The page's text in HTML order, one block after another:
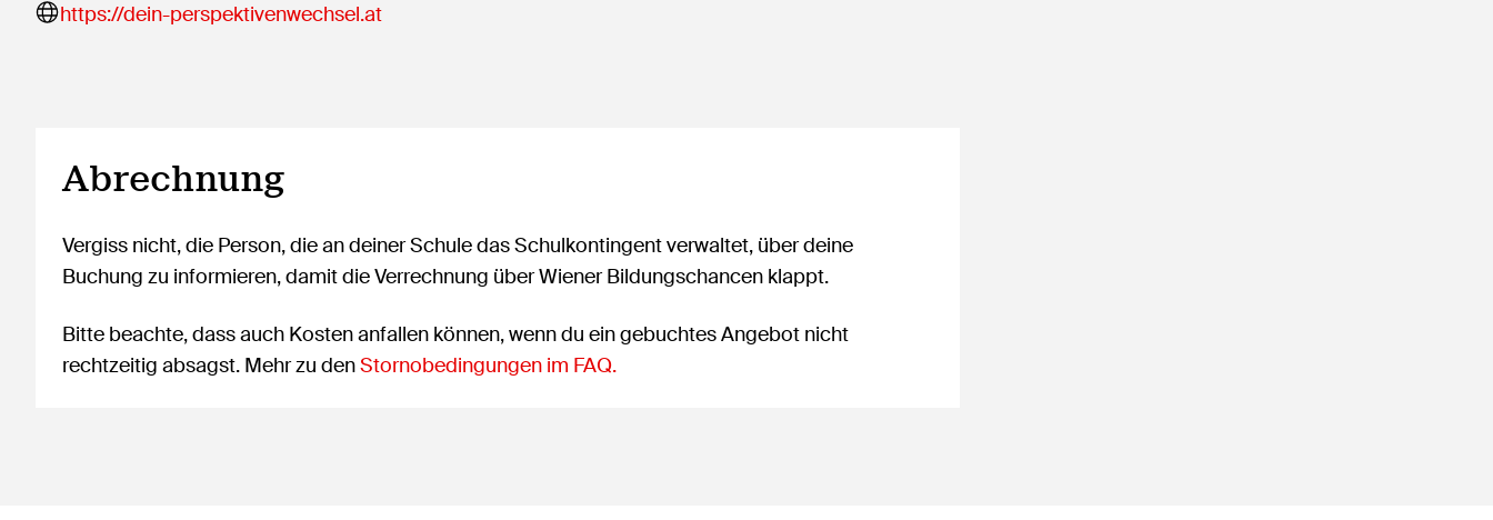
https://dein-perspektivenwechsel.at
Abrechnung
Vergiss nicht, die Person, die an deiner Schule das Schulkontingent verwaltet, über deine
Buchung zu informieren, damit die Verrechnung über Wiener Bildungschancen klappt.
Bitte beachte, dass auch Kosten anfallen können, wenn du ein gebuchtes Angebot nicht
rechtzeitig absagst. Mehr zu denStornobedingungen im FAQ.